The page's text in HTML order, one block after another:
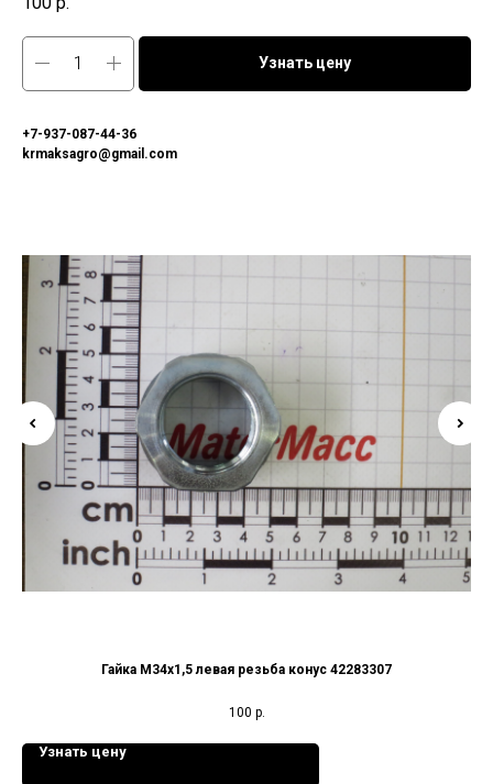
Узнать цену
+7-937-087-44-36
krmaksagro@gmail.com
Гайка М34х1,5 левая резьба конус 42283307
100 р.
Узнать цену